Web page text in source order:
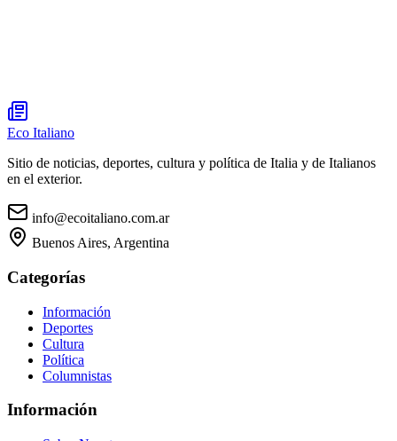
Eco Italiano
Sitio de noticias, deportes, cultura y política de Italia y de Italianos
en el exterior.
info@ecoitaliano.com.ar
Buenos Aires, Argentina
Categorías
Información
Deportes
Cultura
Política
Columnistas
Información